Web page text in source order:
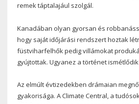
remek táptalajául szolgál.
Kanadában olyan gyorsan és
hogy saját időjárási rendszert hoztak
füstviharfelhők pedig villámokat
gyújtottak. Ugyanez a történet
Az elmúlt évtizedekben drámaian
gyakorisága. A Climate Central, a